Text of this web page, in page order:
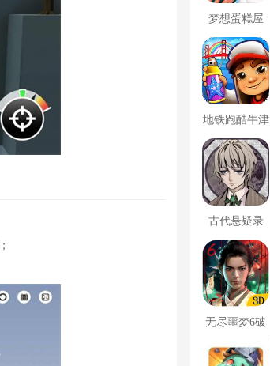
梦想蛋糕屋
地铁跑酷牛津
版内置菜单
古代悬疑录
无尽噩梦6破
解版内置菜单